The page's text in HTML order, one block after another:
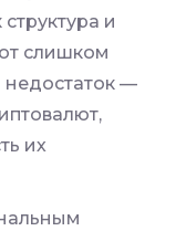
и
слишком
—
их